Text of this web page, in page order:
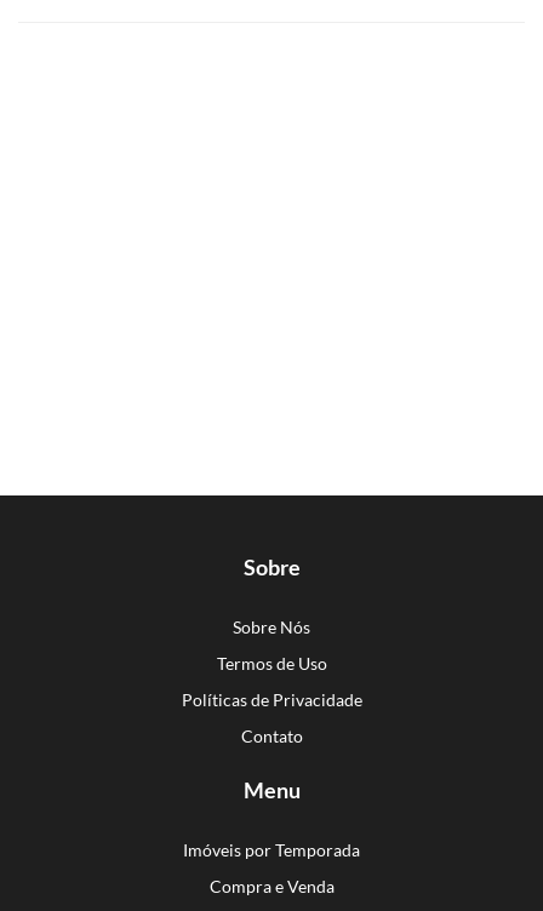
Sobre
Sobre Nós
Termos de Uso
Políticas de Privacidade
Contato
Menu
Imóveis por Temporada
Compra e Venda